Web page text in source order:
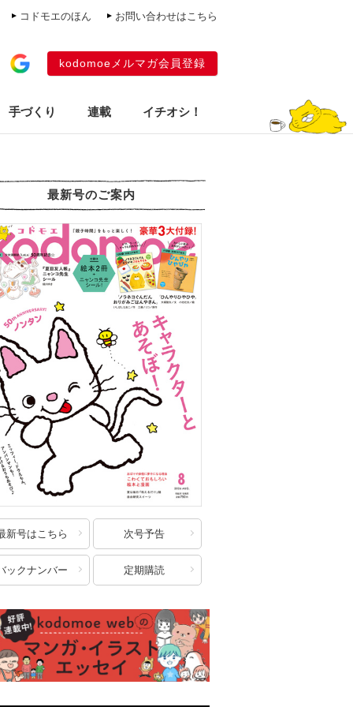
コドモエのほん お問い合わせはこちら
kodomoeメルマガ会員登録
手づくり 連載 イチオシ！
最新号のご案内
新号はこちら 次号予告
ックナンバー 定期購読